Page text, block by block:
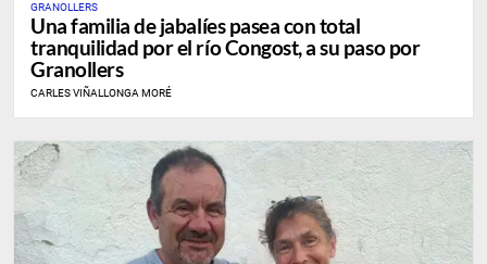
GRANOLLERS
Una familia de jabalíes pasea con total
tranquilidad por el río Congost, a su paso por
Granollers
CARLES VIÑALLONGA MORÉ